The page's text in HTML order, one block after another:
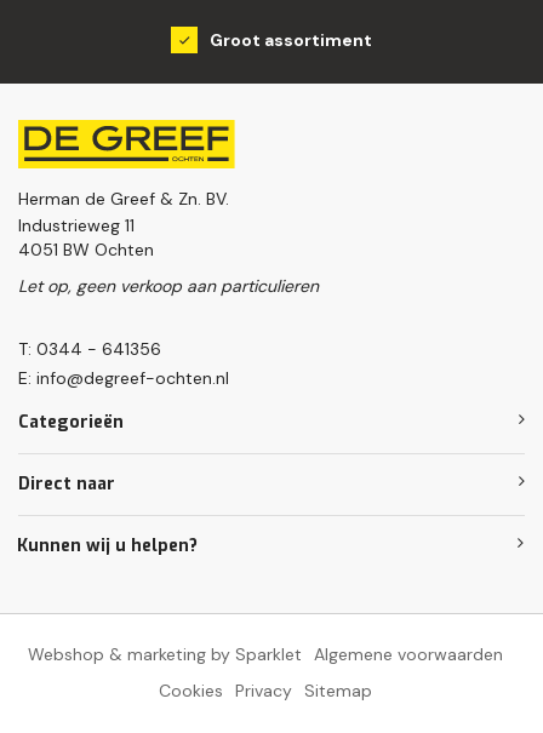
Groot assortiment
Herman de Greef & Zn. BV.
Industrieweg 11
4051 BW Ochten
Let op, geen verkoop aan particulieren
T: 0344 - 641356
E: info@degreef-ochten.nl
Categorieën
Direct naar
Kunnen wij u helpen?
Webshop & marketing by Sparklet
Algemene voorwaarden
Cookies
Privacy Sitemap